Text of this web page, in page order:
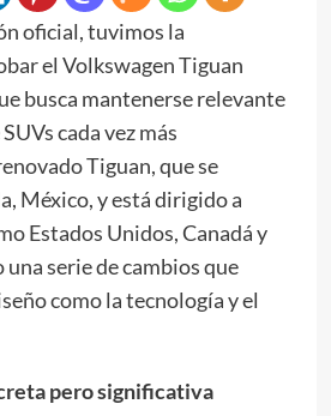
oficial, tuvimos la
el Volkswagen Tiguan
busca mantenerse relevante
cada vez más
Tiguan, que se
México, y está dirigido a
Estados Unidos, Canadá y
serie de cambios que
como la tecnología y el
pero significativa